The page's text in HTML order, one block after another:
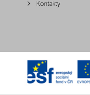
Kontakty